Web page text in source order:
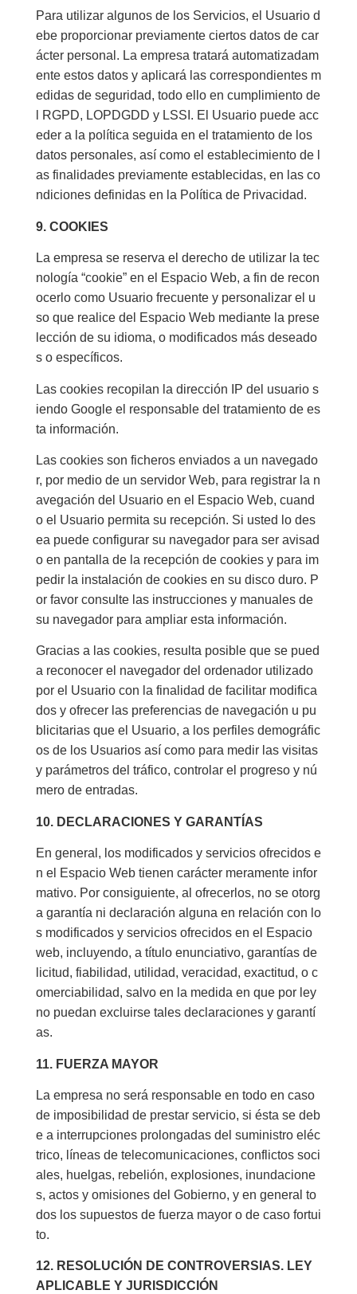
Para utilizar algunos de los Servicios, el Usuario d
ebe proporcionar previamente ciertos datos de car
ácter personal. La empresa tratará automatizadam
ente estos datos y aplicará las correspondientes m
edidas de seguridad, todo ello en cumplimiento de
l RGPD, LOPDGDD y LSSI. El Usuario puede acc
eder a la política seguida en el tratamiento de los
datos personales, así como el establecimiento de l
as finalidades previamente establecidas, en las co
ndiciones definidas en la Política de Privacidad.
9. COOKIES
La empresa se reserva el derecho de utilizar la tec
nología “cookie” en el Espacio Web, a fin de recon
ocerlo como Usuario frecuente y personalizar el u
so que realice del Espacio Web mediante la prese
lección de su idioma, o modificados más deseado
s o específicos.
Las cookies recopilan la dirección IP del usuario s
iendo Google el responsable del tratamiento de es
ta información.
Las cookies son ficheros enviados a un navegado
r, por medio de un servidor Web, para registrar la n
avegación del Usuario en el Espacio Web, cuand
o el Usuario permita su recepción. Si usted lo des
ea puede configurar su navegador para ser avisad
o en pantalla de la recepción de cookies y para im
pedir la instalación de cookies en su disco duro. P
or favor consulte las instrucciones y manuales de
su navegador para ampliar esta información.
Gracias a las cookies, resulta posible que se pued
a reconocer el navegador del ordenador utilizado
por el Usuario con la finalidad de facilitar modifica
dos y ofrecer las preferencias de navegación u pu
blicitarias que el Usuario, a los perfiles demográfic
os de los Usuarios así como para medir las visitas
y parámetros del tráfico, controlar el progreso y nú
mero de entradas.
10. DECLARACIONES Y GARANTÍAS
En general, los modificados y servicios ofrecidos e
n el Espacio Web tienen carácter meramente infor
mativo. Por consiguiente, al ofrecerlos, no se otorg
a garantía ni declaración alguna en relación con lo
s modificados y servicios ofrecidos en el Espacio
web, incluyendo, a título enunciativo, garantías de
licitud, fiabilidad, utilidad, veracidad, exactitud, o c
omerciabilidad, salvo en la medida en que por ley
no puedan excluirse tales declaraciones y garantí
as.
11. FUERZA MAYOR
La empresa no será responsable en todo en caso
de imposibilidad de prestar servicio, si ésta se deb
e a interrupciones prolongadas del suministro eléc
trico, líneas de telecomunicaciones, conflictos soci
ales, huelgas, rebelión, explosiones, inundacione
s, actos y omisiones del Gobierno, y en general to
dos los supuestos de fuerza mayor o de caso fortui
to.
12. RESOLUCIÓN DE CONTROVERSIAS. LEY
APLICABLE Y JURISDICCIÓN